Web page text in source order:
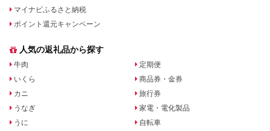
マイナビふるさと納税
ポイント還元キャンペーン
人気の返礼品から探す
牛肉
いくら
カニ
うなぎ
うに
定期便
商品券・金券
旅行券
家電・電化製品
自転車